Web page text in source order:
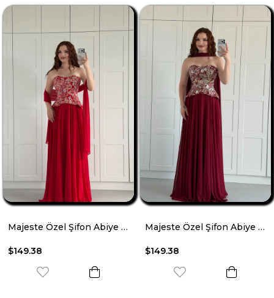
Majeste Özel Şifon Abiye Kırmızı
$149.38
Majeste Özel Şifon Abiye Bordo
$149.38